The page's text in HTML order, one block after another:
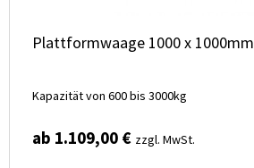
Plattformwaage 1000 x 1000mm
Kapazität von 600 bis 3000kg
ab 1.109,00 € zzgl. MwSt.